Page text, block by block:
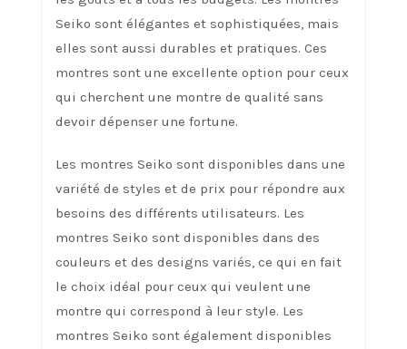
Seiko sont élégantes et sophistiquées, mais
elles sont aussi durables et pratiques. Ces
montres sont une excellente option pour ceux
qui cherchent une montre de qualité sans
devoir dépenser une fortune.
Les montres Seiko sont disponibles dans une
variété de styles et de prix pour répondre aux
besoins des différents utilisateurs. Les
montres Seiko sont disponibles dans des
couleurs et des designs variés, ce qui en fait
le choix idéal pour ceux qui veulent une
montre qui correspond à leur style. Les
montres Seiko sont également disponibles